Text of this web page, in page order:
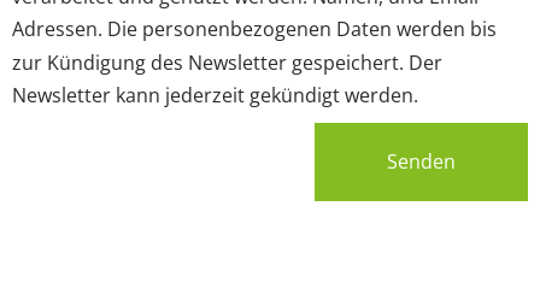
Adressen. Die personenbezogenen Daten werden bis
zur Kündigung des Newsletter gespeichert. Der
Newsletter kann jederzeit gekündigt werden.
Senden